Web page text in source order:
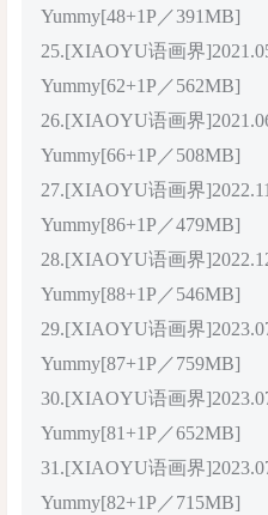
Yummy[48+1P／391MB]
25.[XIAOYU语画界
Yummy[62+1P／562MB]
26.[XIAOYU语画界
Yummy[66+1P／508MB]
27.[XIAOYU语画界
Yummy[86+1P／479MB]
28.[XIAOYU语画界
Yummy[88+1P／546MB]
29.[XIAOYU语画界
Yummy[87+1P／759MB]
30.[XIAOYU语画界
Yummy[81+1P／652MB]
31.[XIAOYU语画界
Yummy[82+1P／715MB]